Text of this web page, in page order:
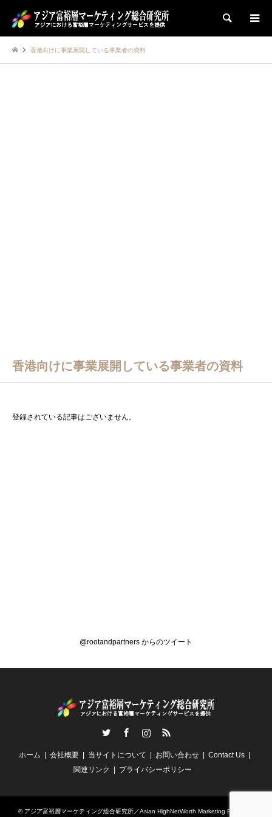
検索
香港向けに事業展開している事業者の資料
香港向けに事業展開している事業者の資料
登録されている記事はございません。
@rootandpartners からのツイート
RSS
ホーム 会社概要 当サイトについて お問い合わせ
Contact Us
関連リンク
プライバシーポリシー
© アジア富裕層マーケティング総合研究所／Asian HighNetWorth Marketing Research